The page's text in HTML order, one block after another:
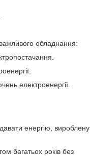
обладнання:
електроенергії.
енергію, вироблену
багатьох років без